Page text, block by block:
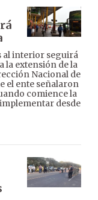
al interior seguirá
la extensión de la
Nacional de
el ente señalaron
comience la
desde